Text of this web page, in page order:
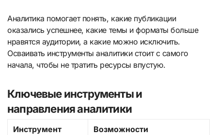
Аналитика помогает понять, какие публикации
оказались успешнее, какие темы и форматы больше
нравятся аудитории, а какие можно исключить.
Осваивать инструменты аналитики стоит с самого
начала, чтобы не тратить ресурсы впустую.
Ключевые инструменты и
направления аналитики
Инструмент Возможности